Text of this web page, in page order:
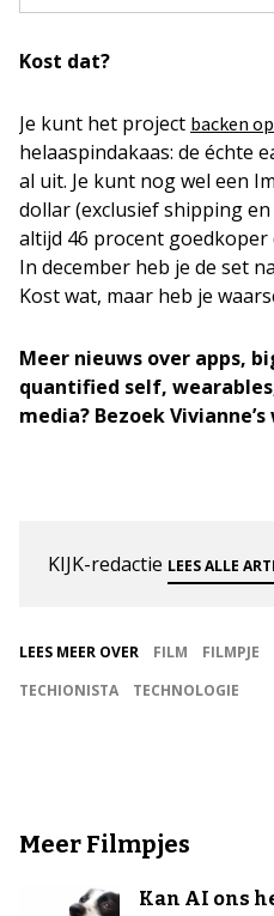
Kost dat?
Je kunt het project backen
helaaspindakaas: de échte
al uit. Je kunt nog wel een
dollar (exclusief shipping en
altijd 46 procent
In december heb je de set
Kost wat, maar heb je
Meer nieuws over apps,
quantified self,
media? Bezoek
KIJK-redactie LEES ALLE
LEES MEER OVER FILM FILMPJE
TECHIONISTA
TECHNOLOGIE
Meer Filmpjes
Kan AI ons